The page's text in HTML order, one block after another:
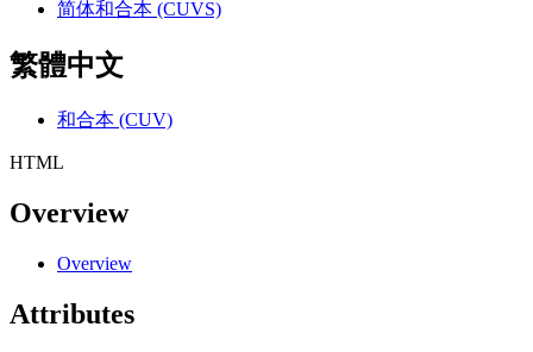
简体和合本 (CUVS)
繁體中文
和合本 (CUV)
HTML
Overview
Overview
Attributes